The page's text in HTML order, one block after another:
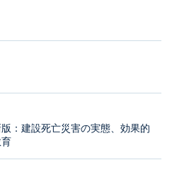
：建設死亡災害の実態、効果的